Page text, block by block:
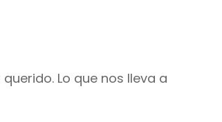
Lo que nos lleva a